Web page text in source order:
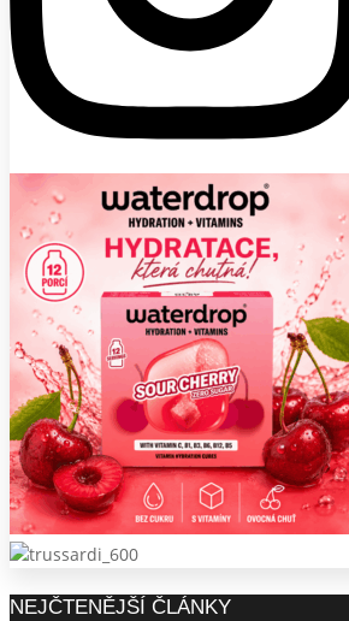
NEJČTENĚJŠÍ ČLÁNKY